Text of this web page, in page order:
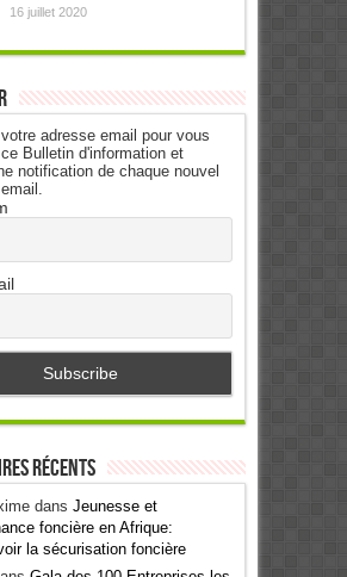
16 juillet 2020
adresse email pour vous
Bulletin d'information et
notification de chaque nouvel
récents
dans Jeunesse et
foncière en Afrique:
la sécurisation foncière